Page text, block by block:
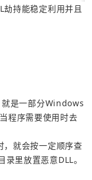
劫持能稳定利用并且
是一部分Windows
程序需要使用时去
，就会按一定顺序查